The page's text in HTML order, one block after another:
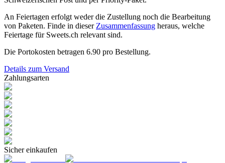
An Feiertagen erfolgt weder die Zustellung noch die Bearbeitung
von Paketen. Finde in dieser Zusammenfassung heraus, welche
Feiertage für Sweets.ch relevant sind.
Die Portokosten betragen 6.90 pro Bestellung.
Details zum Versand
Zahlungsarten
Sicher einkaufen